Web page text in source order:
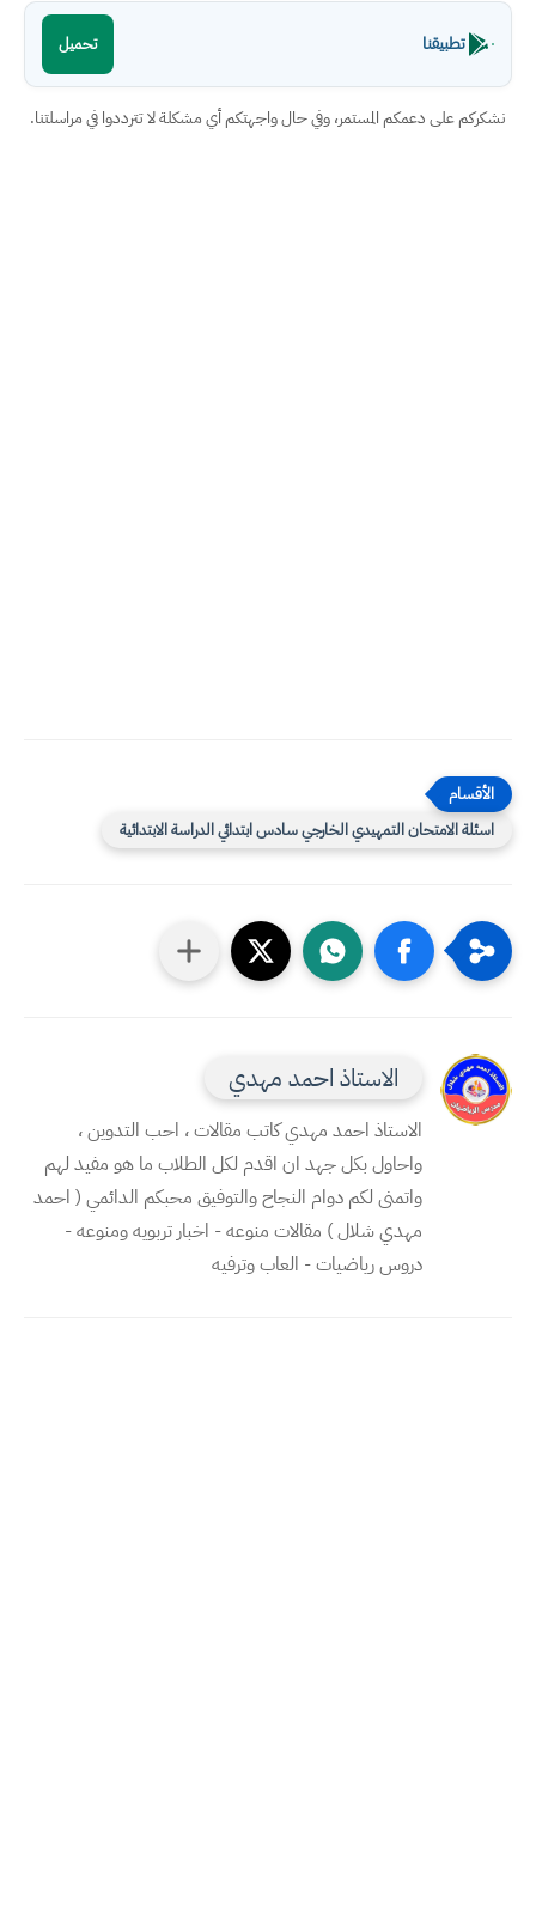
تطبيقنا تحميل
نشكركم على دعمكم المستمر، وفي حال واجهتكم أي مشكلة لا تترددوا في مراسلتنا.
اسئلة الامتحان التمهيدي الخارجي سادس ابتدائي الدراسة الابتدائية
الاستاذ احمد مهدي
الاستاذ احمد مهدي كاتب مقالات ، احب التدوين ،
واحاول بكل جهد ان اقدم لكل الطلاب ما هو مفيد لهم
واتمنى لكم دوام النجاح والتوفيق محبكم الدائمي ( احمد
مهدي شلال ) مقالات منوعه - اخبار تربويه ومنوعه -
دروس رياضيات - العاب وترفيه